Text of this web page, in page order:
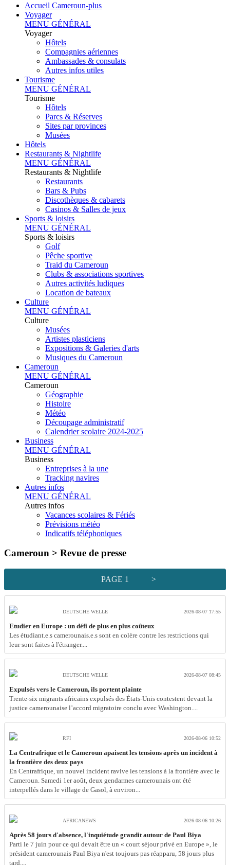
Accueil Cameroun-plus
Voyager
MENU GÉNÉRAL
Voyager
Hôtels
Compagnies aériennes
Ambassades & consulats
Autres infos utiles
Tourisme
MENU GÉNÉRAL
Tourisme
Hôtels
Parcs & Réserves
Sites par provinces
Musées
Hôtels
Restaurants & Nightlife
MENU GÉNÉRAL
Restaurants & Nightlife
Restaurants
Bars & Pubs
Discothèques & cabarets
Casinos & Salles de jeux
Sports & loisirs
MENU GÉNÉRAL
Sports & loisirs
Golf
Pêche sportive
Traid du Cameroun
Clubs & associations sportives
Autres activités ludiques
Location de bateaux
Culture
MENU GÉNÉRAL
Culture
Musées
Artistes plasticiens
Expositions & Galeries d'arts
Musiques du Cameroun
Cameroun
MENU GÉNÉRAL
Cameroun
Géographie
Histoire
Météo
Découpage administratif
Calendrier scolaire 2024-2025
Business
MENU GÉNÉRAL
Business
Entreprises à la une
Tracking navires
Autres infos
MENU GÉNÉRAL
Autres infos
Vacances scolaires & Fériés
Prévisions météo
Indicatifs téléphoniques
Cameroun > Revue de presse
PAGE 1 >
DEUTSCHE WELLE 2026-08-07 17:55
Etudier en Europe : un défi de plus en plus coûteux
Les étudiant.e.s camerounais.e.s sont en colère contre les restrictions qui
leur sont faites à l'étranger....
DEUTSCHE WELLE 2026-08-07 08:45
Expulsés vers le Cameroun, ils portent plainte
Trente-six migrants africains expulsés des États-Unis contestent devant la
justice camerounaise l’accord migratoire conclu avec Washington....
RFI 2026-08-06 10:52
La Centrafrique et le Cameroun apaisent les tensions après un incident à
la frontière des deux pays
En Centrafrique, un nouvel incident ravive les tensions à la frontière avec le
Cameroun. Samedi 1er août, deux gendarmes camerounais ont été
interpellés dans le village de Gasol, à environ...
AFRICANEWS 2026-08-06 10:26
Après 58 jours d'absence, l'inquiétude grandit autour de Paul Biya
Parti le 7 juin pour ce qui devait être un « court séjour privé en Europe », le
président camerounais Paul Biya n'est toujours pas réapparu, 58 jours plus
tard....